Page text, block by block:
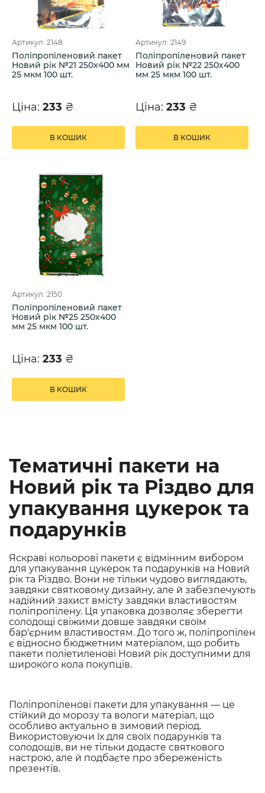
Артикул: 2148
Поліпропіленовий пакет
Новий рік №21 250х400 мм
25 мкм 100 шт.
Ціна: 233 ₴
В КОШИК
Артикул: 2149
Поліпропіленовий пакет
Новий рік №22 250х400
мм 25 мкм 100 шт.
Ціна: 233 ₴
В КОШИК
Артикул: 2150
Поліпропіленовий пакет
Новий рік №25 250х400
мм 25 мкм 100 шт.
Ціна: 233 ₴
В КОШИК
Тематичні пакети на
Новий рік та Різдво для
упакування цукерок та
подарунків
Яскраві кольорові пакети є відмінним вибором
для упакування цукерок та подарунків на Новий
рік та Різдво. Вони не тільки чудово виглядають,
завдяки святковому дизайну, але й забезпечують
надійний захист вмісту завдяки властивостям
поліпропілену. Ця упаковка дозволяє зберегти
солодощі свіжими довше завдяки своїм
бар'єрним властивостям. До того ж, поліпропілен
є відносно бюджетним матеріалом, що робить
пакети поліетиленові Новий рік доступними для
широкого кола покупців.
Поліпропіленові пакети для упакування — це
стійкий до морозу та вологи матеріал, що
особливо актуально в зимовий період.
Використовуючи їх для своїх подарунків та
солодощів, ви не тільки додасте святкового
настрою, але й подбаєте про збереженість
презентів.